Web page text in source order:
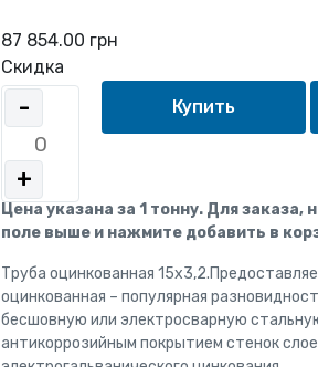
87 854.00 грн
Скидка
-
+
Цена указана за 1 тонну. Для
поле выше и нажмите добавить в
Труба оцинкованная
оцинкованная – популярная
бесшовную или электросварную
антикоррозийным покрытием стенок